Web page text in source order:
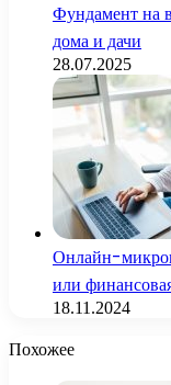
Фундамент на
дома и дачи
28.07.2025
Онлайн-
или
18.11.2024
Похожее